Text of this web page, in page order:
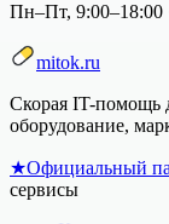
Пн–Пт, 9:00–18:00
mitok.ru
Скорая IT-помощь
оборудование,
★Официальный
сервисы